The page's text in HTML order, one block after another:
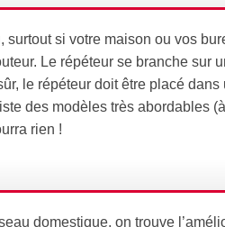
si votre maison ou vos
Le répéteur se branche sur
le répéteur doit être placé
des modèles très abordables
rien !
domestique, on trouve